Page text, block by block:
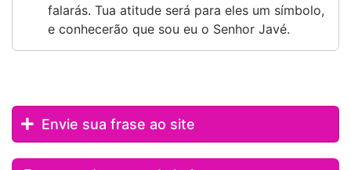
falarás. Tua atitude será para eles um símbolo,
e conhecerão que sou eu o Senhor Javé.
Envie sua frase ao site